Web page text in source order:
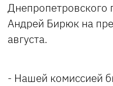
Днепропетровского
Андрей Бирюк на
августа.
- Нашей комиссией